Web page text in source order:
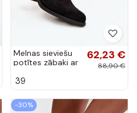
Melnas sieviešu
potītes zābaki ar
papēžiem
529
62,23 €
88,90 €
39
-30%